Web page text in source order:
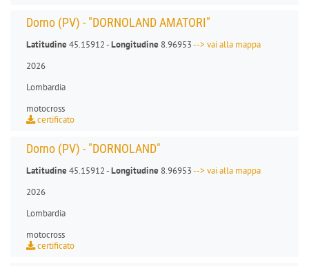
Dorno (PV) - "DORNOLAND AMATORI"
Latitudine45.15912 -Longitudine 8.96953--> vai alla mappa
2026
Lombardia
motocross
certificato
Dorno (PV) - "DORNOLAND"
Latitudine45.15912 -Longitudine 8.96953--> vai alla mappa
2026
Lombardia
motocross
certificato